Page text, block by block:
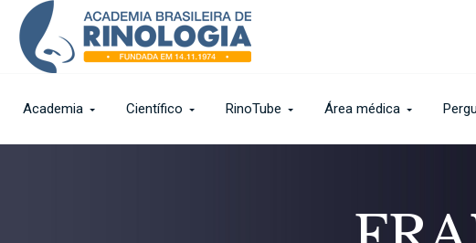
Academia Científico RinoTube Área médica